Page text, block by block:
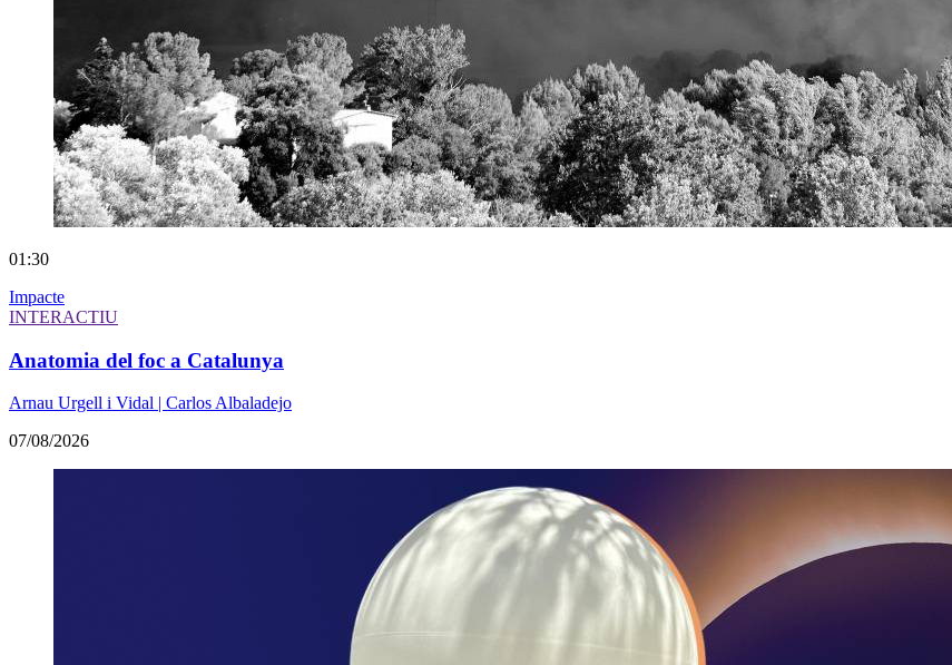
01:30
Impacte
INTERACTIU
Anatomia del foc a Catalunya
Arnau Urgell i Vidal | Carlos Albaladejo
07/08/2026